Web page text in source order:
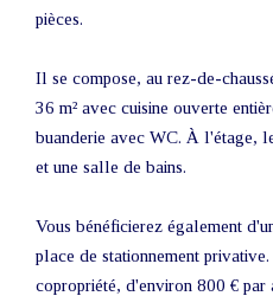
pièces.
Il se compose, au rez-de-
36 m² avec cuisine ouverte
buanderie avec WC. À l'étage,
et une salle de bains.
Vous bénéficierez également
place de stationnement
copropriété, d'environ 800 € par